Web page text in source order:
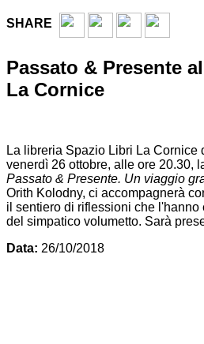
SHARE
Passato & Presente
La Cornice
La libreria Spazio Libri La Cornice
venerdì 26 ottobre, alle ore 20.30,
Passato & Presente. Un viaggio
Orith Kolodny, ci accompagnerà
il sentiero di riflessioni che
del simpatico volumetto. Sarà
Data: 26/10/2018